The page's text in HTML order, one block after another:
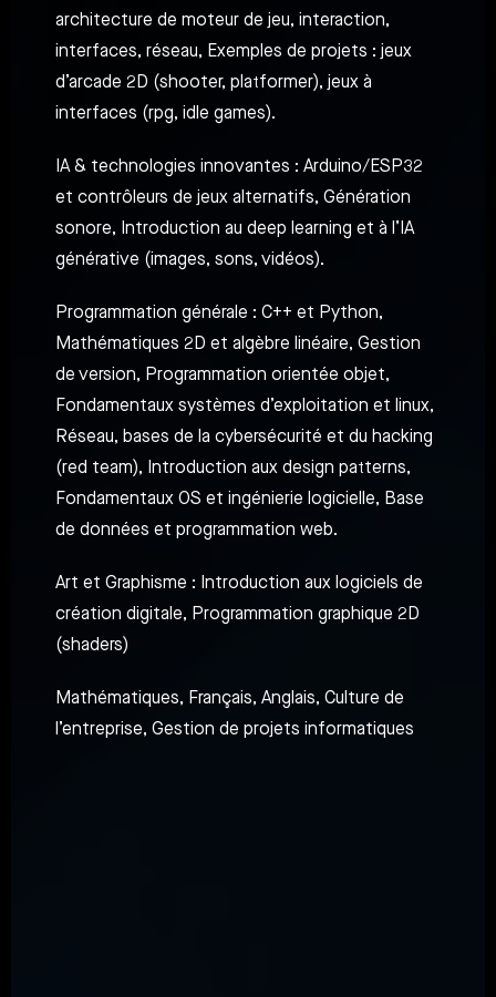
architecture de moteur de jeu, interaction,
interfaces, réseau, Exemples de projets : jeux
d’arcade 2D (shooter, platformer), jeux à
interfaces (rpg, idle games).
IA & technologies innovantes : Arduino/ESP32
et contrôleurs de jeux alternatifs, Génération
sonore, Introduction au deep learning et à l’IA
générative (images, sons, vidéos).
Programmation générale : C++ et Python,
Mathématiques 2D et algèbre linéaire, Gestion
de version, Programmation orientée objet,
Fondamentaux systèmes d’exploitation et linux,
Réseau, bases de la cybersécurité et du hacking
(red team), Introduction aux design patterns,
Fondamentaux OS et ingénierie logicielle, Base
de données et programmation web.
Art et Graphisme : Introduction aux logiciels de
création digitale, Programmation graphique 2D
(shaders)
Mathématiques, Français, Anglais, Culture de
l’entreprise, Gestion de projets informatiques